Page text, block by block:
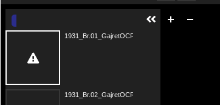
1931_Br.01_GajretOCR.pdf
1931_Br.02_GajretOCR.pdf